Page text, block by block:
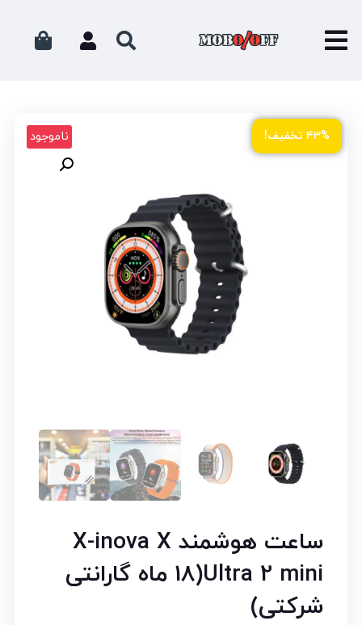
۴۳% تخفیف!
ساعت هوشمند X-inova X
Ultra 2 mini(18 ماه گارانتی
شرکتی)
ناموجود